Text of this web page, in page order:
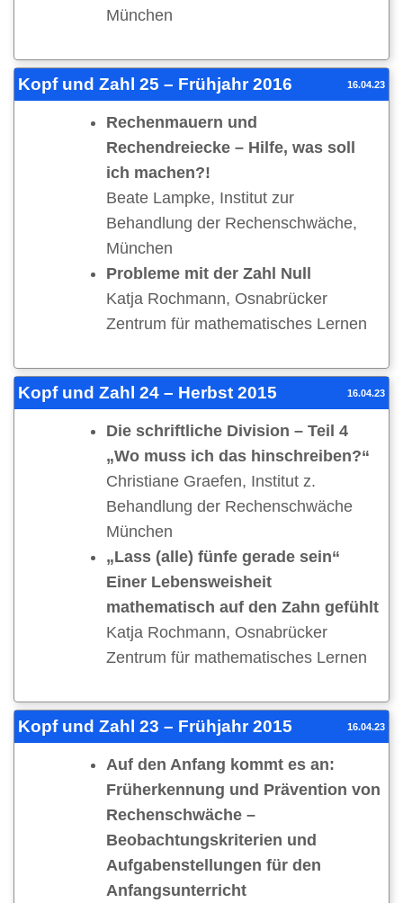
München
Kopf und Zahl 25 – Frühjahr 2016 16.04.23
Rechenmauern und
Rechendreiecke – Hilfe, was soll
ich machen?!
Beate Lampke, Institut zur
Behandlung der Rechenschwäche,
München
Probleme mit der Zahl Null
Katja Rochmann, Osnabrücker
Zentrum für mathematisches Lernen
Kopf und Zahl 24 – Herbst 2015 16.04.23
Die schriftliche Division – Teil 4
„Wo muss ich das hinschreiben?“
Christiane Graefen, Institut z.
Behandlung der Rechenschwäche
München
„Lass (alle) fünfe gerade sein“
Einer Lebensweisheit
mathematisch auf den Zahn gefühlt
Katja Rochmann, Osnabrücker
Zentrum für mathematisches Lernen
Kopf und Zahl 23 – Frühjahr 2015 16.04.23
Auf den Anfang kommt es an:
Früherkennung und Prävention von
Rechenschwäche –
Beobachtungskriterien und
Aufgabenstellungen für den
Anfangsunterricht